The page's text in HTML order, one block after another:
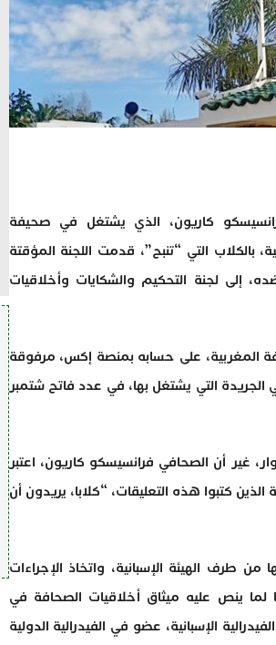
كاريون، الذي يشتغل في صحيفة
بالكلاب التي “تنبح”، قدمت اللجنة المؤقتة
إلى لجنة التحكيم والشكايات وأخلاقيات
المغربية، على حسابه بمنصة إكس، مرفوقة
التي يشتغل بها، في عدد فاتح شتمبر
غير أن الصحافي فرانسيسكو كاريون، اعتبر
كتبوا هذه التعليقات، “كلابا، يريدون أن
طرف الهيئة الإسبانية، واتخاذ الإجراءات
لما ينص عليه ميثاق أخلاقيات الصحافة في
الإسبانية، عضو في الفيدرالية الدولية